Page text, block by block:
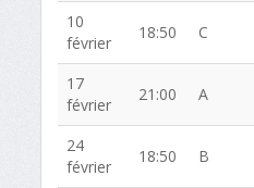
10
février
18:50 C
17
février
21:00 A
24
février
18:50 B